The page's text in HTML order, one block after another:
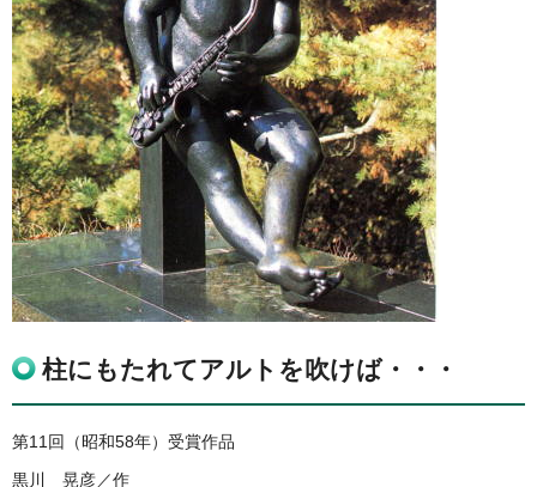
柱にもたれてアルトを吹けば・・・
第11回（昭和58年）受賞作品
黒川 晃彦／作